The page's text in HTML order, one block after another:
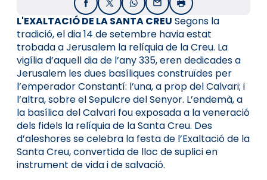
FacebookX / TwitterWhatsApp
EmailImprimir
L'EXALTACIÓ DE LA SANTA CREU Segons la
tradició, el dia 14 de setembre havia estat
trobada a Jerusalem la relíquia de la Creu. La
vigília d’aquell dia de l’any 335, eren dedicades a
Jerusalem les dues basíliques construïdes per
l’emperador Constantí: l’una, a prop del Calvari; i
l’altra, sobre el Sepulcre del Senyor. L’endemà, a
la basílica del Calvari fou exposada a la veneració
dels fidels la relíquia de la Santa Creu. Des
d’aleshores se celebra la festa de l’Exaltació de la
Santa Creu, convertida de lloc de suplici en
instrument de vida i de salvació.